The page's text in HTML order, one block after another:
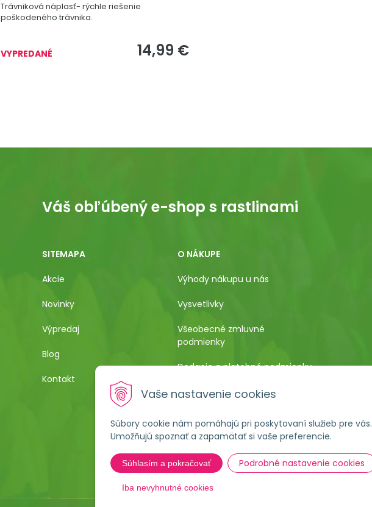
Vaše nastavenie cookies
Súbory cookie nám pomáhajú pri poskytovaní služieb pre vás.
Umožňujú spoznať a zapamätať si vaše preferencie.
Súhlasím a pokračovať Podrobné nastavenie cookies
Iba nevyhnutné cookies
Trávniková náplasť- rýchle riešenie
poškodeného trávnika.
VYPREDANÉ 14,99 €
Váš obľúbený e-shop s rastlinami
SITEMAPA
Akcie
Novinky
Výpredaj
Blog
Kontakt
O NÁKUPE
Výhody nákupu u nás
Vysvetlivky
Všeobecné zmluvné
podmienky
Dodacie a platobné podmienky
Pestovateľský manuál
Poučenie o uplatnení práva
kupujúceho na odstúpenie od
kúpnej zmluvy
Formulár na ostúpenie od